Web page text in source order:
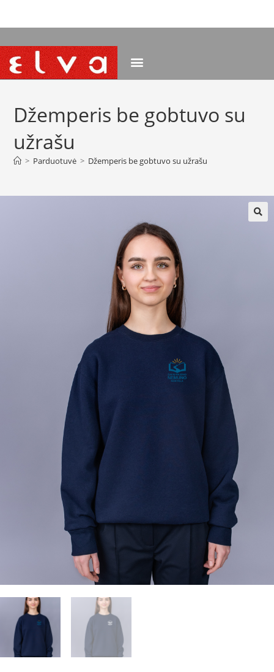
Džemperis be gobtuvo su
užrašu
> Parduotuvė > Džemperis be gobtuvo su užrašu